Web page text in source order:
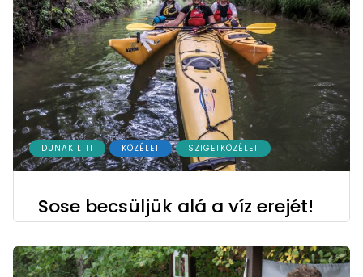
DUNAKILITI KÖZÉLET SZIGETKÖZÉLET
Sose becsüljük alá a víz erejét!